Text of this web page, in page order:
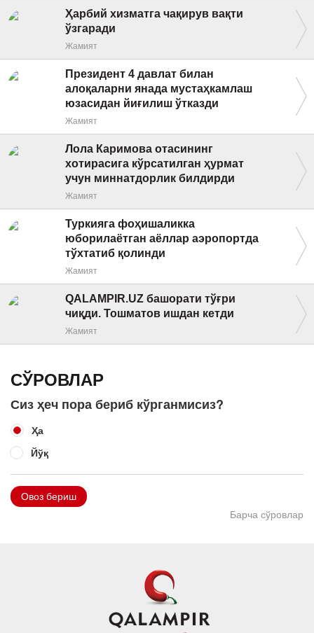
Ҳарбий хизматга чақирув вақти
ўзгаради
Жамият
Президент 4 давлат билан
алоқаларни янада мустаҳкамлаш
юзасидан йиғилиш ўтказди
Жамият
Лола Каримова отасининг
хотирасига кўрсатилган ҳурмат
учун миннатдорлик билдирди
Жамият
Туркияга фоҳишаликка
юборилаётган аёллар аэропортда
тўхтатиб қолинди
Жамият
QALAMPIR.UZ башорати тўғри
чиқди. Тошматов ишдан кетди
Жамият
СЎРОВЛАР
Сиз ҳеч пора бериб кўрганмисиз?
Ҳа
Йўқ
Овоз бериш
Барча сўровлар